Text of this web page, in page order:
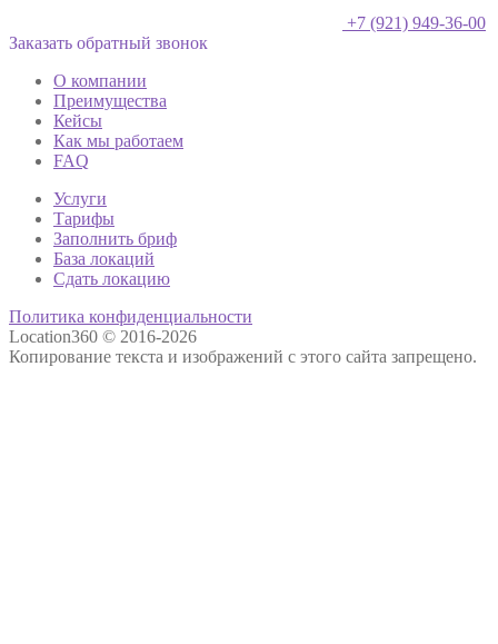
+7 (921) 949-36-00
Заказать обратный звонок
О компании
Преимущества
Кейсы
Как мы работаем
FAQ
Услуги
Тарифы
Заполнить бриф
База локаций
Сдать локацию
Политика конфиденциальности
Location360 © 2016-2026
Копирование текста и изображений с этого сайта запрещено.